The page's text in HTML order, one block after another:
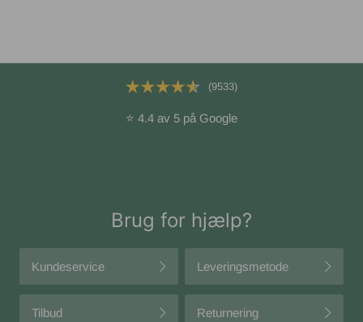
(9533)
⭐ 4.4 av 5 på Google
Brug for hjælp?
Kundeservice Leveringsmetode
Tilbud Returnering